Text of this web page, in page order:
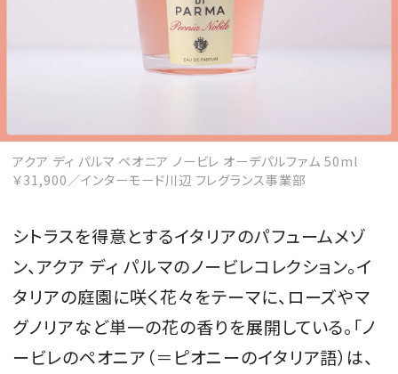
アクア ディ パルマ ペオニア ノービレ オーデパルファム 50ml
￥31,900／インターモード川辺 フレグランス事業部
シトラスを得意とするイタリアのパフュームメゾ
ン、アクア ディ パルマのノービレコレクション。イ
タリアの庭園に咲く花々をテーマに、ローズやマ
グノリアなど単一の花の香りを展開している。「ノ
ービレのペオニア（＝ピオニーのイタリア語）は、